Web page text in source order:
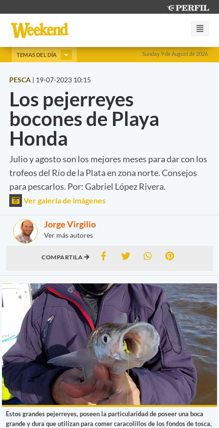
Sunday 9 de August de 2026
TEMAS DEL DÍA
PESCA | 19-07-2023 10:15
Los pejerreyes
bocones de Playa
Honda
Julio y agosto son los mejores meses para dar con los
trofeos del Río de la Plata en zona norte. Consejos
para pescarlos. Por: Gabriel López Rivera.
Ver galería de imágenes
Jorge Virgilio
Ver más autores
COMPARTILA
Estos grandes pejerreyes, poseen la particularidad de poseer una boca
grande y dura que utilizan para comer caracolillos de los fondos de tosca,